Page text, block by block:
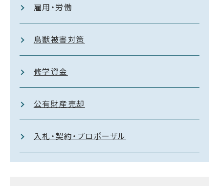
雇用・労働
鳥獣被害対策
修学資金
公有財産売却
入札・契約・プロポーザル